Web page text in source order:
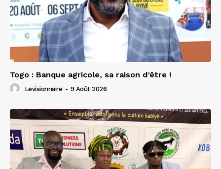
Togo : Banque agricole, sa raison d’être !
Levisionnaire - 9 Août 2026